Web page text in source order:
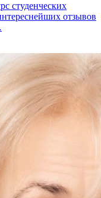
студенческих
отзывов